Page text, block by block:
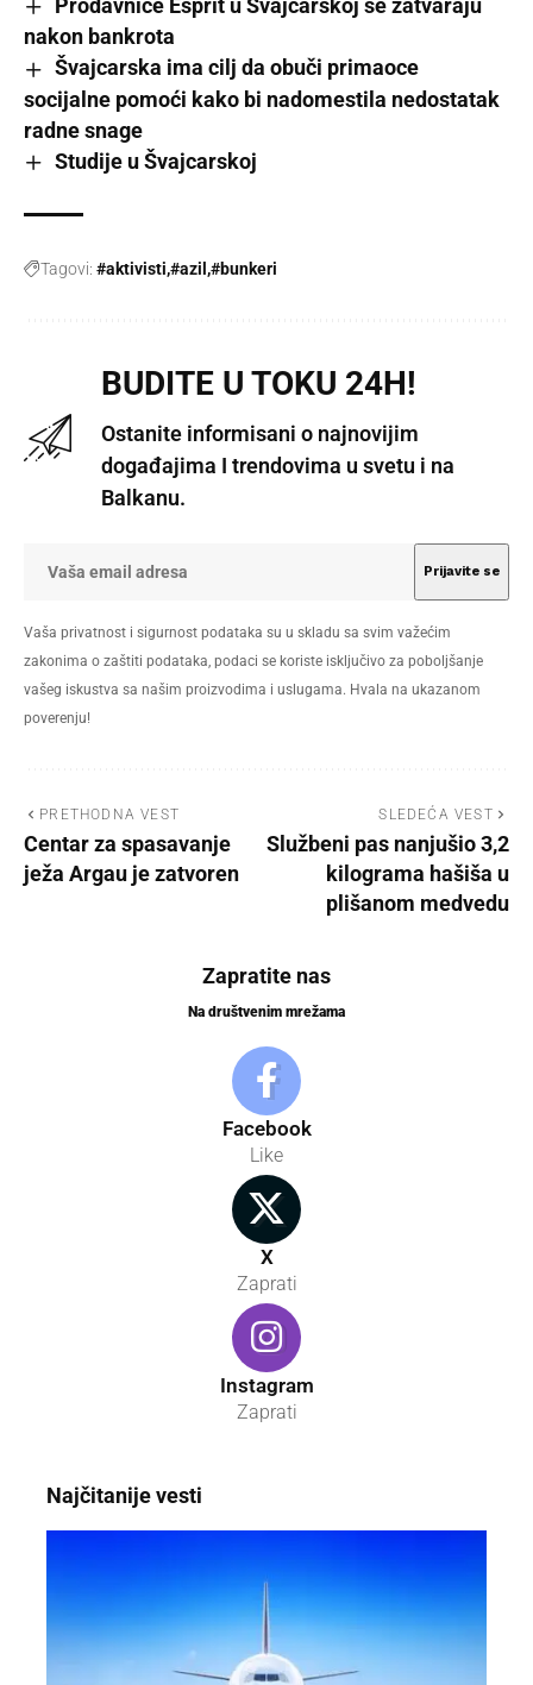
Prodavnice Esprit u Švajcarskoj se zatvaraju
nakon bankrota
Švajcarska ima cilj da obuči primaoce
socijalne pomoći kako bi nadomestila nedostatak
radne snage
Studije u Švajcarskoj
Tagovi: #aktivisti #azil #bunkeri
BUDITE U TOKU 24H!
Ostanite informisani o najnovijim
događajima I trendovima u svetu i na
Balkanu.
Vaša privatnost i sigurnost podataka su u skladu sa svim važećim
zakonima o zaštiti podataka, podaci se koriste isključivo za poboljšanje
vašeg iskustva sa našim proizvodima i uslugama. Hvala na ukazanom
poverenju!
PRETHODNA VEST
Centar za spasavanje
ježa Argau je zatvoren
SLEDEĆA VEST
Službeni pas nanjušio 3,2
kilograma hašiša u
plišanom medvedu
Zapratite nas
Na društvenim mrežama
Facebook
Like
X
Zaprati
Instagram
Zaprati
Najčitanije vesti